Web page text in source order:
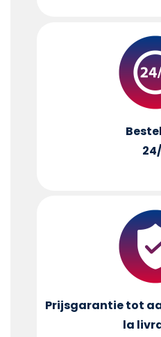
Prijsgarantie tot
la